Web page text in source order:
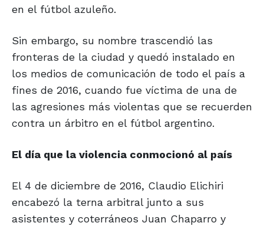
en el fútbol azuleño.
Sin embargo, su nombre trascendió las
fronteras de la ciudad y quedó instalado en
los medios de comunicación de todo el país a
fines de 2016, cuando fue víctima de una de
las agresiones más violentas que se recuerden
contra un árbitro en el fútbol argentino.
El día que la violencia conmocionó al país
El 4 de diciembre de 2016, Claudio Elichiri
encabezó la terna arbitral junto a sus
asistentes y coterráneos Juan Chaparro y